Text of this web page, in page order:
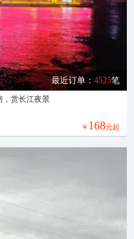
最近订单： 4525笔
，赏长江夜景
￥ 168元起